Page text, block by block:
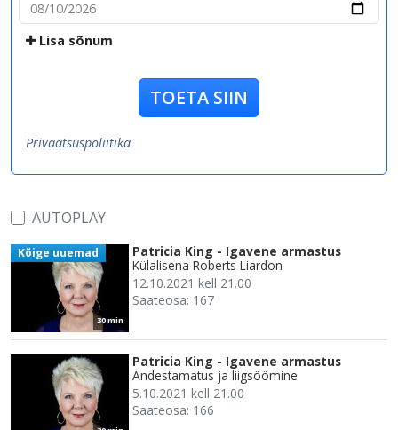
Lisa sõnum
TOETA SIIN
Privaatsuspoliitika
AUTOPLAY
30 min
Kõige uuemad
Patricia King - Igavene armastus
Külalisena Roberts Liardon
12.10.2021 kell 21.00
Saateosa: 167
Patricia King - Igavene armastus
Andestamatus ja liigsöömine
5.10.2021 kell 21.00
Saateosa: 166